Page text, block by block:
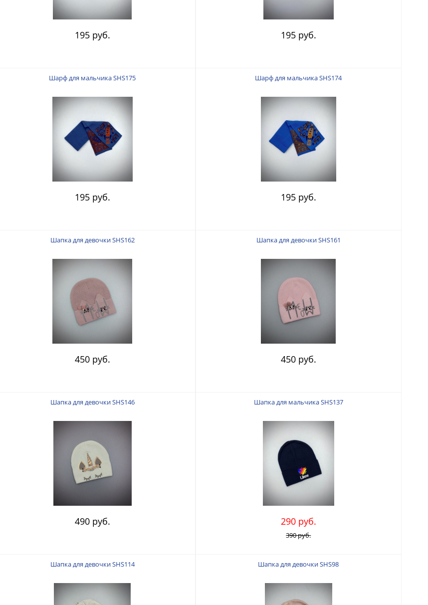
195 руб. 195 руб.
Шарф для мальчика SHS175
195 руб.
Шарф для мальчика SHS174
195 руб.
Шапка для девочки SHS162
450 руб.
Шапка для девочки SHS161
450 руб.
Шапка для девочки SHS146
490 руб.
Шапка для мальчика SHS137
290 руб.
390 руб.
Шапка для девочки SHS114 Шапка для девочки SHS98